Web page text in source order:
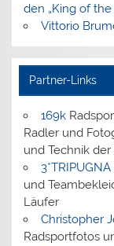
den „King of the
Vittorio
Partner-Links
169k
Radler und
und Technik
3*TRIPUGNA
und
Läufer
Christopher
Radsportfotos